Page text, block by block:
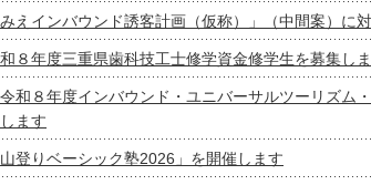
えインバウンド誘客計画（仮称）」（中間案）に
８年度三重県歯科技工士修学資金修学生を募集し
和８年度インバウンド・ユニバーサルツーリズム
ます
登りベーシック塾2026」を開催します